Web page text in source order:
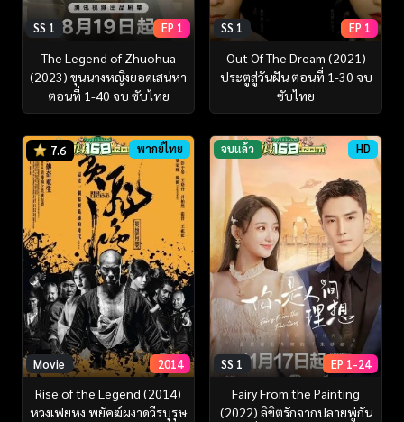
SS 1 EP 1
The Legend of Zhuohua
(2023) ขุนนางหญิงยอดเสน่หา
ตอนที่ 1-40 จบ ซับไทย
SS 1 EP 1
Out Of The Dream (2021)
ประตูสู่วันฝัน ตอนที่ 1-30 จบ
ซับไทย
7.6 พากย์ไทย
Movie 2014
Rise of the Legend (2014)
หวงเฟยหง พยัคฆ์ผงาดวีรบุรุษ
จบแล้ว HD
SS 1 EP 1-24
Fairy From the Painting
(2022) ลิขิตรักจากปลายพู่กัน